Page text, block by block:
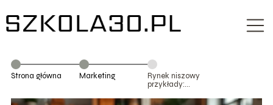
Strona główna Marketing
Rynek niszowy
przykłady:
inspiracje